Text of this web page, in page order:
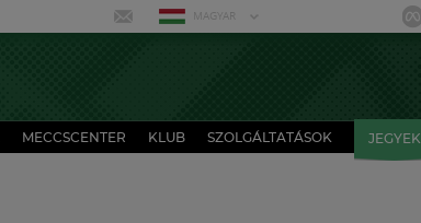
MAGYAR
MECCSCENTER KLUB SZOLGÁLTATÁSOK JEGYEK